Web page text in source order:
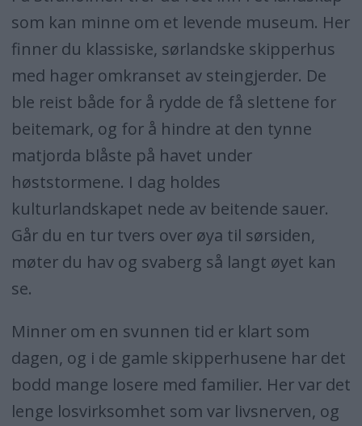
som kan minne om et levende museum. Her
finner du klassiske, sørlandske skipperhus
med hager omkranset av steingjerder. De
ble reist både for å rydde de få slettene for
beitemark, og for å hindre at den tynne
matjorda blåste på havet under
høststormene. I dag holdes
kulturlandskapet nede av beitende sauer.
Går du en tur tvers over øya til sørsiden,
møter du hav og svaberg så langt øyet kan
se.
Minner om en svunnen tid er klart som
dagen, og i de gamle skipperhusene har det
bodd mange losere med familier. Her var det
lenge losvirksomhet som var livsnerven, og